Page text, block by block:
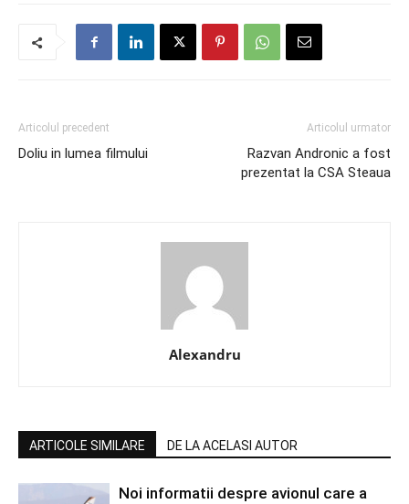
Articolul precedent
Doliu in lumea filmului
Articolul urmator
Razvan Andronic a fost
prezentat la CSA Steaua
Alexandru
ARTICOLE SIMILARE DE LA ACELASI AUTOR
Noi informatii despre avionul care a